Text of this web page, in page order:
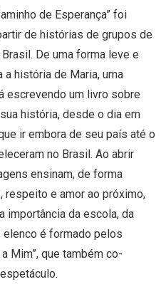
de Esperança” foi
de histórias de grupos de
De uma forma leve e
história de Maria, uma
escrevendo um livro sobre
história, desde o dia em
ir embora de seu país até o
no Brasil. Ao abrir
ensinam, de forma
respeito e amor ao próximo,
importância da escola, da
elenco é formado pelos
Mim”, que também co-